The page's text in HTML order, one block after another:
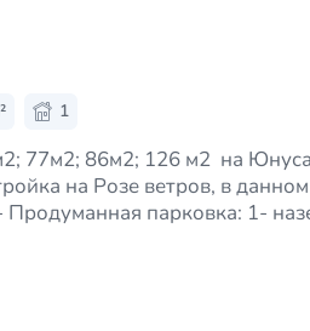
1
77м2; 86м2; 126 м2 на